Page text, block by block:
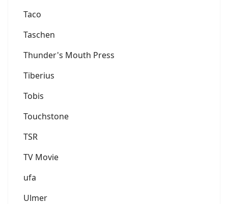
Taco
Taschen
Thunder's Mouth Press
Tiberius
Tobis
Touchstone
TSR
TV Movie
ufa
Ulmer